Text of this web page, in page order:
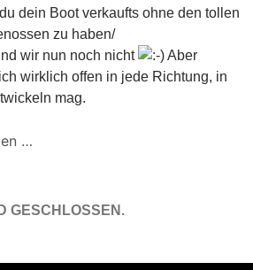
dein Boot verkaufts ohne den tollen
zu haben/
wir nun noch nicht
Aber
wirklich offen in jede Richtung, in
mag.
…
GESCHLOSSEN.